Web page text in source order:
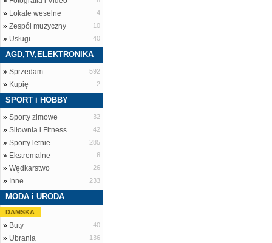
» Lokale weselne 4
» Zespół muzyczny 10
» Usługi 40
AGD,TV,ELEKTRONIKA
» Sprzedam 592
» Kupię 2
SPORT i HOBBY
» Sporty zimowe 32
» Siłownia i Fitness 42
» Sporty letnie 285
» Ekstremalne 6
» Wędkarstwo 26
» Inne 233
MODA i URODA
DAMSKA
» Buty 40
» Ubrania 136